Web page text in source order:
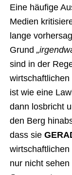
Eine häufige
Medien
lange
Grund
sind in der
ist wie eine
dann losbricht
den Berg
dass sie
nur nicht